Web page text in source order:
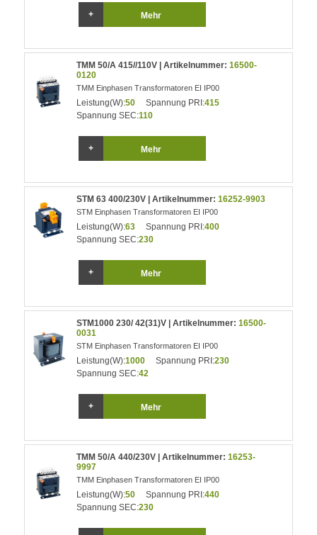
Mehr
TMM 50/A 415//110V | Artikelnummer:16500-
0120
TMM Einphasen Transformatoren EI IP00
Leistung(W):50 Spannung PRI:415
Spannung SEC:110
Mehr
STM 63 400/230V | Artikelnummer:16252-9903
STM Einphasen Transformatoren EI IP00
Leistung(W):63 Spannung PRI:400
Spannung SEC:230
Mehr
STM1000 230/ 42(31)V | Artikelnummer:16500-
0031
STM Einphasen Transformatoren EI IP00
Leistung(W):1000 Spannung PRI:230
Spannung SEC:42
Mehr
TMM 50/A 440/230V | Artikelnummer:16253-
9997
TMM Einphasen Transformatoren EI IP00
Leistung(W):50 Spannung PRI:440
Spannung SEC:230